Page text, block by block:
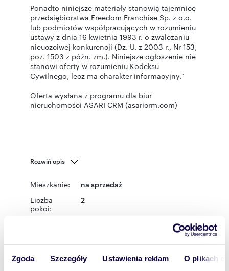
Zgoda Szczegóły Ustawienia reklam O plikach
Ponadto niniejsze materiały stanowią tajemnicę
przedsiębiorstwa Freedom Franchise Sp. z o.o.
lub podmiotów współpracujących w rozumieniu
ustawy z dnia 16 kwietnia 1993 r. o zwalczaniu
nieuczciwej konkurencji (Dz. U. z 2003 r., Nr 153,
poz. 1503 z późn. zm.). Niniejsze ogłoszenie nie
stanowi oferty w rozumieniu Kodeksu
Cywilnego, lecz ma charakter informacyjny."
Oferta wysłana z programu dla biur
nieruchomości ASARI CRM (asaricrm.com)
Rozwiń opis
Mieszkanie: na sprzedaż
Liczba
pokoi:
2
Lokalizacja: województwo:śląskiepowiat:
Katowicegmina:Katowice
miejscowość:Katowice